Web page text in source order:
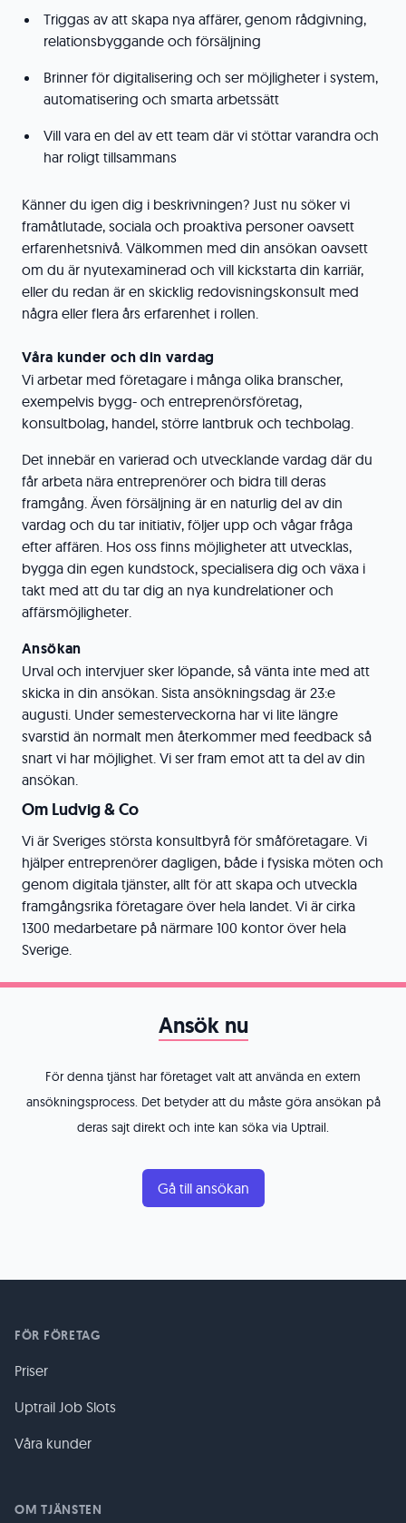
Triggas av att skapa nya affärer, genom rådgivning,
relationsbyggande och försäljning
Brinner för digitalisering och ser möjligheter i system,
automatisering och smarta arbetssätt
Vill vara en del av ett team där vi stöttar varandra och
har roligt tillsammans
Känner du igen dig i beskrivningen? Just nu söker vi
framåtlutade, sociala och proaktiva personer oavsett
erfarenhetsnivå. Välkommen med din ansökan oavsett
om du är nyutexaminerad och vill kickstarta din karriär,
eller du redan är en skicklig redovisningskonsult med
några eller flera års erfarenhet i rollen.
Våra kunder och din vardag
Vi arbetar med företagare i många olika branscher,
exempelvis bygg- och entreprenörsföretag,
konsultbolag, handel, större lantbruk och techbolag.
Det innebär en varierad och utvecklande vardag där du
får arbeta nära entreprenörer och bidra till deras
framgång. Även försäljning är en naturlig del av din
vardag och du tar initiativ, följer upp och vågar fråga
efter affären. Hos oss finns möjligheter att utvecklas,
bygga din egen kundstock, specialisera dig och växa i
takt med att du tar dig an nya kundrelationer och
affärsmöjligheter.
Ansökan
Urval och intervjuer sker löpande, så vänta inte med att
skicka in din ansökan. Sista ansökningsdag är 23:e
augusti. Under semesterveckorna har vi lite längre
svarstid än normalt men återkommer med feedback så
snart vi har möjlighet. Vi ser fram emot att ta del av din
ansökan.
Om Ludvig & Co
Vi är Sveriges största konsultbyrå för småföretagare. Vi
hjälper entreprenörer dagligen, både i fysiska möten och
genom digitala tjänster, allt för att skapa och utveckla
framgångsrika företagare över hela landet. Vi är cirka
1300 medarbetare på närmare 100 kontor över hela
Sverige.
Ansök nu
För denna tjänst har företaget valt att använda en extern
ansökningsprocess. Det betyder att du måste göra ansökan på
deras sajt direkt och inte kan söka via Uptrail.
Gå till ansökan
FÖR FÖRETAG
Priser
Uptrail Job Slots
Våra kunder
OM TJÄNSTEN